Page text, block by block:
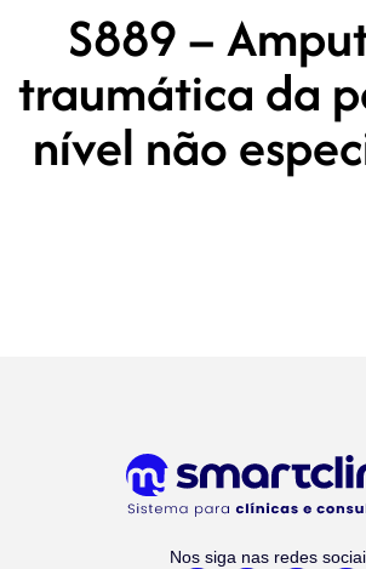
S889 –
traumática da
nível não
Nos siga nas redes